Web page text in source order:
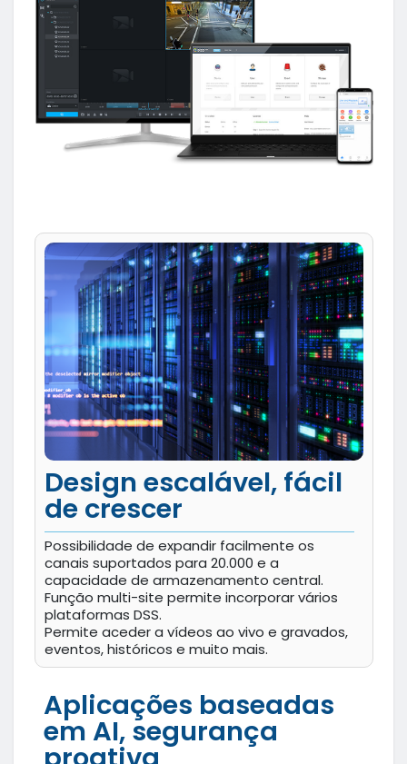
Design escalável, fácil
de crescer
Possibilidade de expandir facilmente os
canais suportados para 20.000 e a
capacidade de armazenamento central.
Função multi-site permite incorporar vários
plataformas DSS.
Permite aceder a vídeos ao vivo e gravados,
eventos, históricos e muito mais.
Aplicações baseadas
em AI, segurança